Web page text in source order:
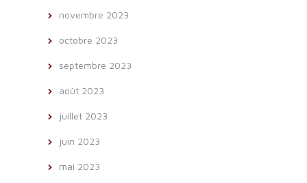
novembre 2023
octobre 2023
septembre 2023
août 2023
juillet 2023
juin 2023
mai 2023